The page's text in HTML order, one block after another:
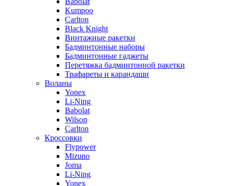
Kumpoo
Carlton
Black Knight
Винтажные ракетки
Бадминтонные наборы
Бадминтонные гаджеты
Перетяжка бадминтонной ракетки
Трафареты и карандаши
Воланы
Yonex
Li-Ning
Babolat
Wilson
Carlton
Кроссовки
Flypower
Mizuno
Joma
Li-Ning
Yonex